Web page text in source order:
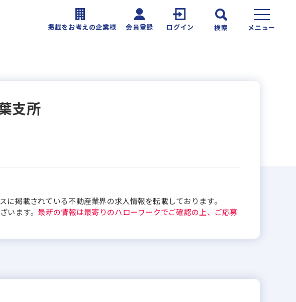
掲載をお考えの企業様 会員登録 ログイン 検索 メニュー
支所
掲載されている不動産業界の求人情報を転載しております。
います。 最新の情報は最寄りのハローワークでご確認の上、ご応募